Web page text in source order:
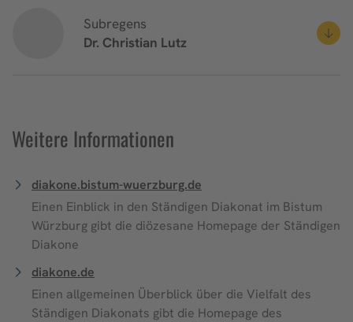
Subregens
Dr. Christian Lutz
Weitere Informationen
diakone.bistum-wuerzburg.de
Einen Einblick in den Ständigen Diakonat im Bistum
Würzburg gibt die diözesane Homepage der Ständigen
Diakone
diakone.de
Einen allgemeinen Überblick über die Vielfalt des
Ständigen Diakonats gibt die Homepage des